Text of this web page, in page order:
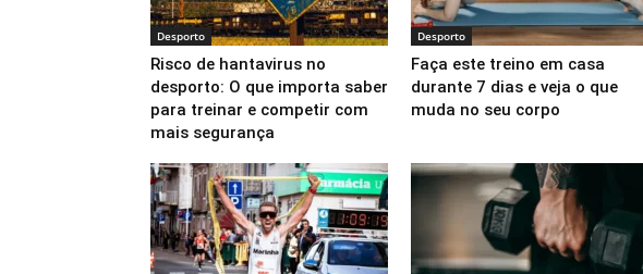
Desporto
Risco de hantavirus no
desporto: O que importa saber
para treinar e competir com
mais segurança
Desporto
Faça este treino em casa
durante 7 dias e veja o que
muda no seu corpo